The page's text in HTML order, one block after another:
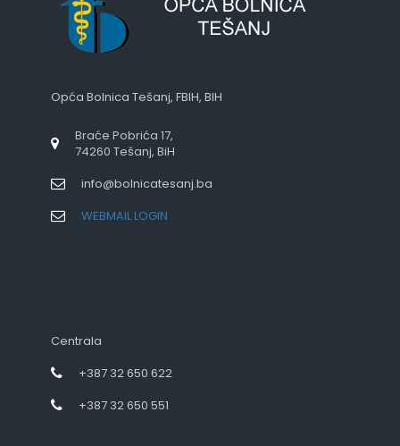
Opća Bolnica Tešanj, FBIH, BIH
Braće Pobrića 17,
74260 Tešanj, BiH
info@bolnicatesanj.ba
WEBMAIL LOGIN
Centrala
+387 32 650 622
+387 32 650 551